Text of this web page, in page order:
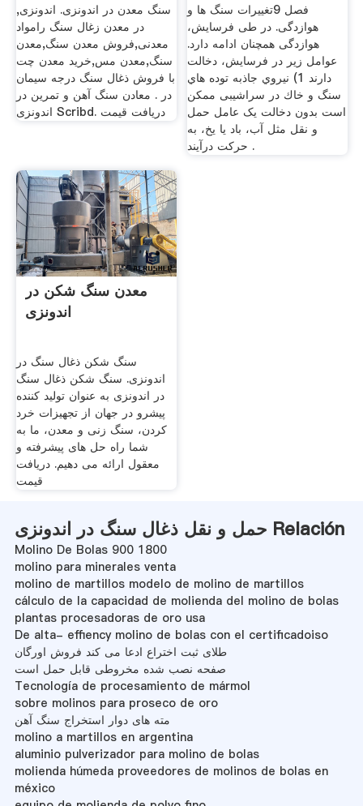
سنگ معدن در اندونزی. اندونزی,
در معدن زغال سنگ رامواد
معدنی,فروش معدن سنگ,معدن
سنگ,معدن مس,خرید معدن چت
با فروش ذغال سنگ درجه سیمان
در . معادن سنگ آهن و تمرین در
اندونزی Scribd. دریافت قیمت
فصل 9تغییرات سنگ ها و
هوازدگی. در طی فرسایش،
هوازدگی همچنان ادامه دارد.
عوامل زیر در فرسایش، دخالت
دارند 1) نیروي جاذبه توده هاي
سنگ و خاك در سراشیبی ممکن
است بدون دخالت یک عامل حمل
و نقل مثل آب، باد یا یخ، به
حرکت درآیند .
معدن سنگ شکن در
اندونزی
سنگ شکن ذغال سنگ در
اندونزی. سنگ شکن ذغال سنگ
در اندونزی به عنوان تولید کننده
پیشرو در جهان از تجهیزات خرد
کردن، سنگ زنی و معدن، ما به
شما راه حل های پیشرفته و
معقول ارائه می دهیم. دریافت
قیمت
حمل و نقل ذغال سنگ در اندونزی Relación
Molino De Bolas 900 1800
molino para minerales venta
molino de martillos modelo de molino de martillos
cálculo de la capacidad de molienda del molino de bolas
plantas procesadoras de oro usa
De alta- effiency molino de bolas con el certificadoiso
طلای ثبت اختراع ادعا می کند فروش اورگان
صفحه نصب شده مخروطی قابل حمل است
Tecnología de procesamiento de mármol
sobre molinos para proseco de oro
مته های دوار استخراج سنگ آهن
molino a martillos en argentina
aluminio pulverizador para molino de bolas
molienda húmeda proveedores de molinos de bolas en
méxico